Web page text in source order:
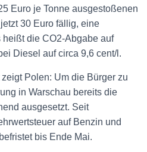
Euro je Tonne ausgestoßenen
30 Euro fällig, eine
die CO2-Abgabe auf
Diesel auf circa 9,6 cent/l.
Polen: Um die Bürger zu
in Warschau bereits die
ausgesetzt. Seit
auf Benzin und
bis Ende Mai.